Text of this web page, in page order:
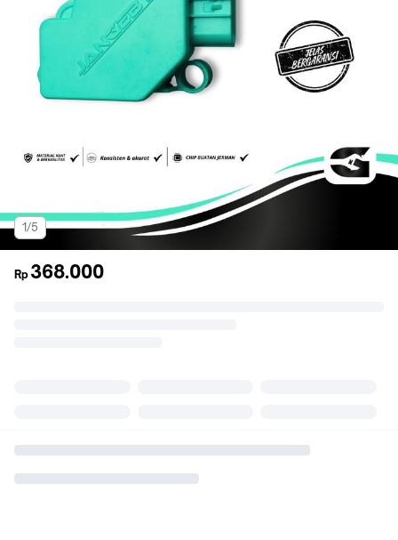
1/5
Rp 368.000